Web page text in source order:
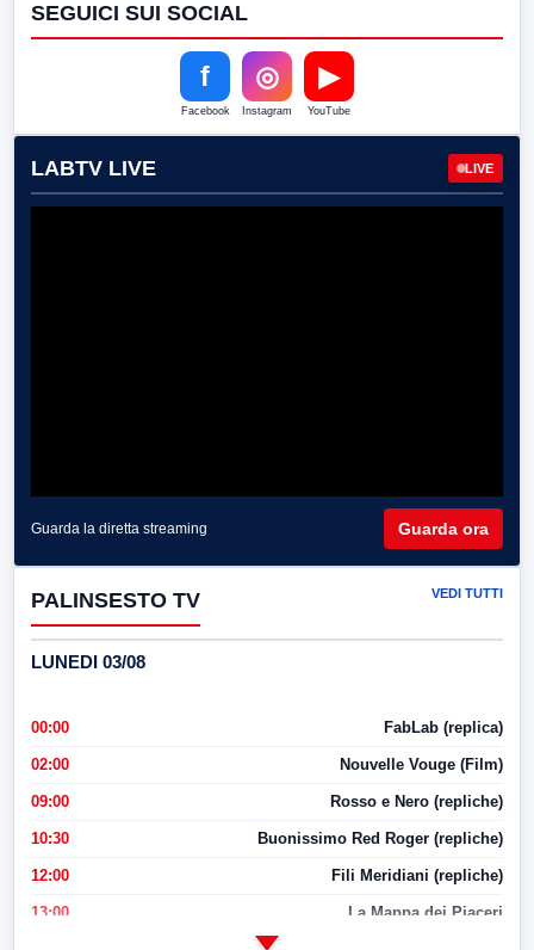
SEGUICI SUI SOCIAL
f
Facebook
◎
Instagram
▶
YouTube
LABTV LIVE LIVE
Guarda la diretta streaming Guarda ora
PALINSESTO TV VEDI TUTTI
LUNEDI 03/08
00:00 FabLab (replica)
02:00 Nouvelle Vouge (Film)
09:00 Rosso e Nero (repliche)
10:30 Buonissimo Red Roger (repliche)
12:00 Fili Meridiani (repliche)
13:00 La Mappa dei Piaceri